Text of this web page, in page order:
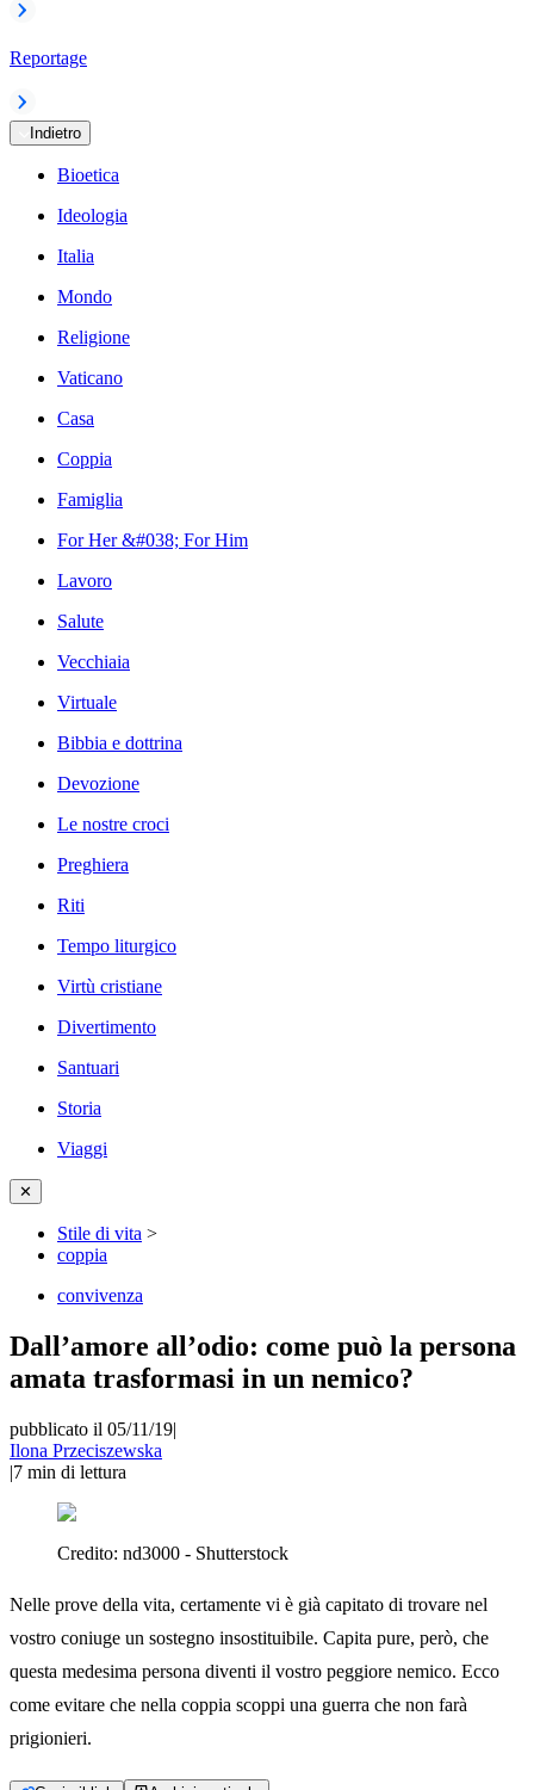
Reportage
Indietro
Bioetica
Ideologia
Italia
Mondo
Religione
Vaticano
Casa
Coppia
Famiglia
For Her &#038; For Him
Lavoro
Salute
Vecchiaia
Virtuale
Bibbia e dottrina
Devozione
Le nostre croci
Preghiera
Riti
Tempo liturgico
Virtù cristiane
Divertimento
Santuari
Storia
Viaggi
✕
Stile di vita >
coppia
convivenza
Dall’amore all’odio: come può la persona
amata trasformasi in un nemico?
pubblicato il 05/11/19|
Ilona Przeciszewska
|7 min di lettura
Credito: nd3000 - Shutterstock
Nelle prove della vita, certamente vi è già capitato di trovare nel
vostro coniuge un sostegno insostituibile. Capita pure, però, che
questa medesima persona diventi il vostro peggiore nemico. Ecco
come evitare che nella coppia scoppi una guerra che non farà
prigionieri.